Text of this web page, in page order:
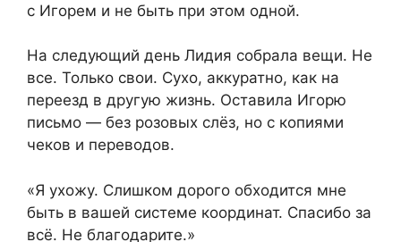
с Игорем и не быть при этом одной.
На следующий день Лидия собрала вещи. Не
все. Только свои. Сухо, аккуратно, как на
переезд в другую жизнь. Оставила Игорю
письмо — без розовых слёз, но с копиями
чеков и переводов.
«Я ухожу. Слишком дорого обходится мне
быть в вашей системе координат. Спасибо за
всё. Не благодарите.»